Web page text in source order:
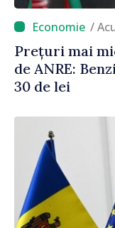
/
Prețuri mai
de ANRE:
30 de lei